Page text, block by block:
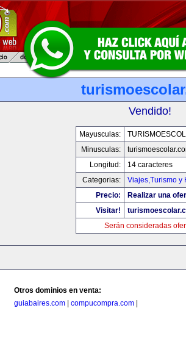
Vendido!
Mayusculas:
Minusculas:
Longitud:
14 caracteres
Categorias:
Viajes,Turismo y
Precio:
Realizar una
Visitar!
Serán consideradas
Otros dominios en venta:
guiabaires.com
compucompra.com